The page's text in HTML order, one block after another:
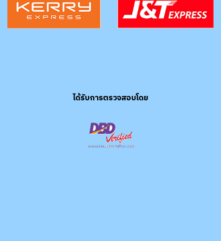
ได้รับการตรวจสอบโดย